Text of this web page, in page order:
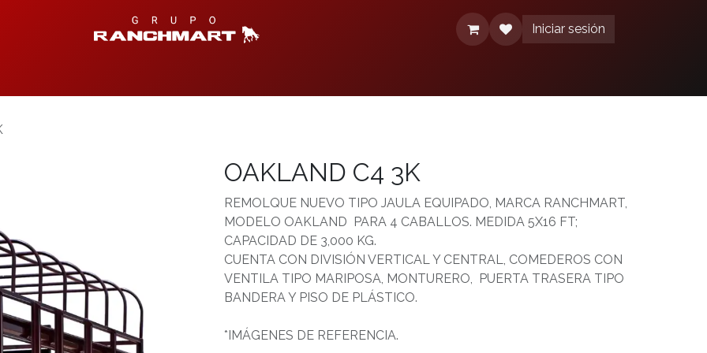
Iniciar sesión
OAKLAND C4 3K
REMOLQUE NUEVO TIPO JAULA EQUIPADO, MARCA RANCHMART,
MODELO OAKLAND PARA 4 CABALLOS. MEDIDA 5X16 FT;
CAPACIDAD DE 3,000 KG.
CUENTA CON DIVISIÓN VERTICAL Y CENTRAL, COMEDEROS CON
VENTILA TIPO MARIPOSA, MONTURERO, PUERTA TRASERA TIPO
BANDERA Y PISO DE PLÁSTICO.
*IMÁGENES DE REFERENCIA.